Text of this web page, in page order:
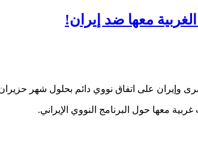
معها ضد إيران!
وإيران على اتفاق نووي دائم بحلول شهر
معها حول البرنامج النووي الإيراني.